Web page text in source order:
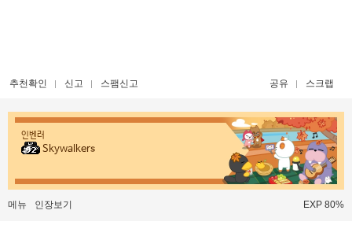
추천확인 신고 스팸신고 공유 스크랩
인벤러
Skywalkers
메뉴 인장보기 EXP 80%